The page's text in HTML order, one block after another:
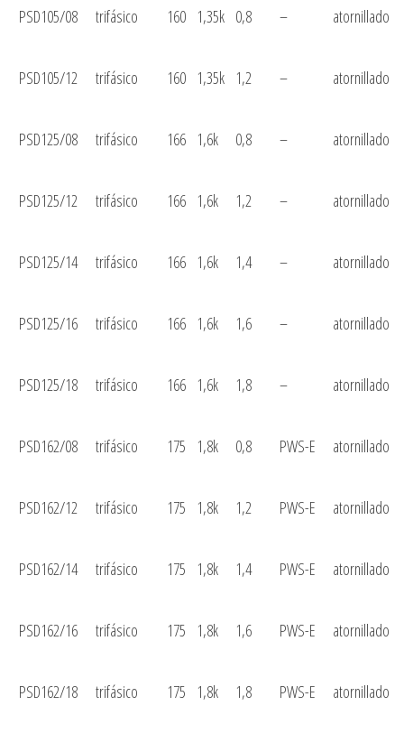
PSD105/08 trifásico 160 1,35k 0,8 – atornillado
PSD105/12 trifásico 160 1,35k 1,2 – atornillado
PSD125/08 trifásico 166 1,6k 0,8 – atornillado
PSD125/12 trifásico 166 1,6k 1,2 – atornillado
PSD125/14 trifásico 166 1,6k 1,4 – atornillado
PSD125/16 trifásico 166 1,6k 1,6 – atornillado
PSD125/18 trifásico 166 1,6k 1,8 – atornillado
PSD162/08 trifásico 175 1,8k 0,8 PWS-E atornillado
PSD162/12 trifásico 175 1,8k 1,2 PWS-E atornillado
PSD162/14 trifásico 175 1,8k 1,4 PWS-E atornillado
PSD162/16 trifásico 175 1,8k 1,6 PWS-E atornillado
PSD162/18 trifásico 175 1,8k 1,8 PWS-E atornillado